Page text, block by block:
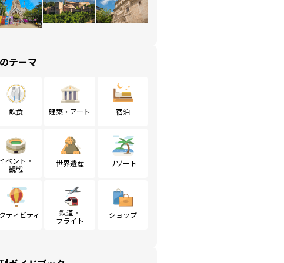
テーマ
飲食 建築・アート 宿泊
ベント・
観戦
世界遺産 リゾート
ティビティ
鉄道・
フライト
ショップ